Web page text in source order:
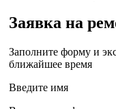
Заявка на
Заполните форму и
ближайшее время
Введите имя